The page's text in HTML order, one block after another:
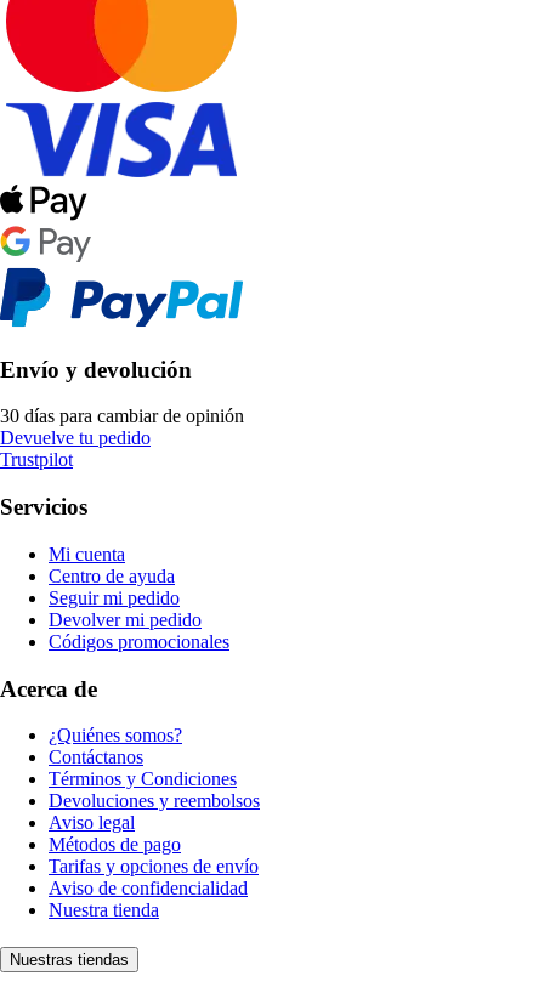
Envío y devolución
30 días para cambiar de opinión
Devuelve tu pedido
Trustpilot
Servicios
Mi cuenta
Centro de ayuda
Seguir mi pedido
Devolver mi pedido
Códigos promocionales
Acerca de
¿Quiénes somos?
Contáctanos
Términos y Condiciones
Devoluciones y reembolsos
Aviso legal
Métodos de pago
Tarifas y opciones de envío
Aviso de confidencialidad
Nuestra tienda
Nuestras tiendas